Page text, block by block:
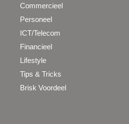
Commercieel
Personeel
ICT/Telecom
Financieel
Lifestyle
Tips & Tricks
Brisk Voordeel